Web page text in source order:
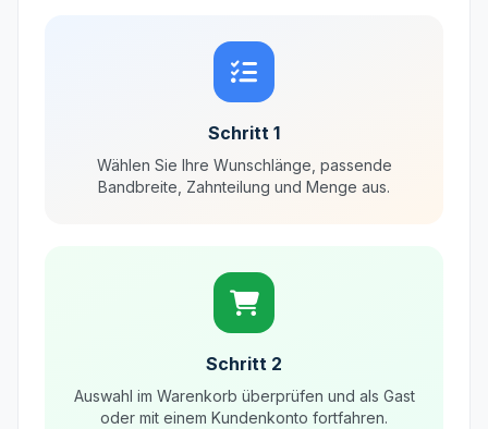
Schritt 1
Wählen Sie Ihre Wunschlänge, passende
Bandbreite, Zahnteilung und Menge aus.
Schritt 2
Auswahl im Warenkorb überprüfen und als Gast
oder mit einem Kundenkonto fortfahren.